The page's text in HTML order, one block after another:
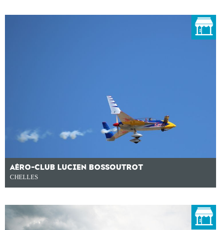
AÉRO-CLUB LUCIEN BOSSOUTROT
CHELLES